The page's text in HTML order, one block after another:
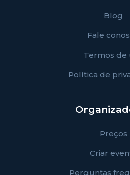
Blog
Fale
Termos de
Política de
Preços
Criar
Perguntas